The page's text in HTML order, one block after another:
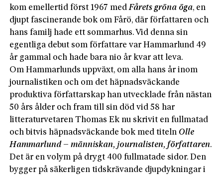
kom emellertid först 1967 medFårets gröna öga, en
djupt fascinerande bok om Fårö, där författaren och
hans familj hade ett sommarhus. Vid denna sin
egentliga debut som författare var Hammarlund 49
år gammal och hade bara nio år kvar att leva.
Om Hammarlunds uppväxt, om alla hans år inom
journalistiken och om det häpnadsväckande
produktiva författarskap han utvecklade från nästan
50 års ålder och fram till sin död vid 58 har
litteraturvetaren Thomas Ek nu skrivit en fullmatad
och bitvis häpnadsväckande bok med titeln Olle
Hammarlund – människan, journalisten, författaren.
Det är en volym på drygt 400 fullmatade sidor. Den
bygger på säkerligen tidskrävande djupdykningar i